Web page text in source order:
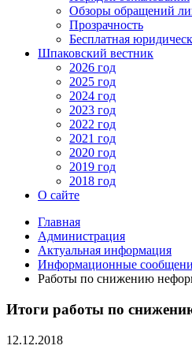
Обзоры обращений
Прозрачность
Бесплатная
Шпаковский вестник
2026 год
2025 год
2024 год
2023 год
2022 год
2021 год
2020 год
2019 год
2018 год
О сайте
Главная
Администрация
Актуальная информация
Информационные
Работы по снижению
Итоги работы по
12.12.2018